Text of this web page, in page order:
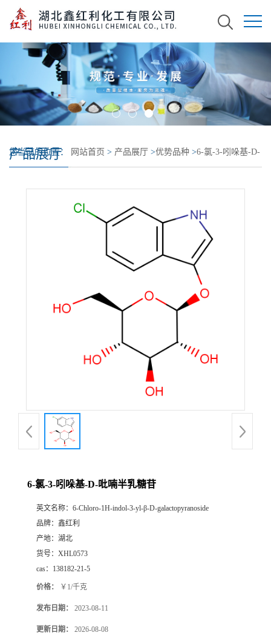
产品展厅
您当前的位置： 网站首页 > 产品展厅 >优势品种 >6-氯-3-吲哚基-D-
6-氯-3-吲哚基-D-吡喃半乳糖苷
英文名称： 6-Chloro-1H-indol-3-yl-β-D-galactopyranoside
品牌： 鑫红利
产地： 湖北
货号： XHL0573
cas： 138182-21-5
价格： ￥1/千克
发布日期： 2023-08-11
更新日期： 2026-08-08